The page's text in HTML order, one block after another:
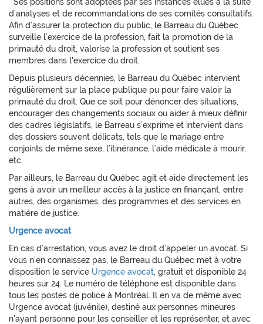
d’analyses et de recommandations de ses comités consultatifs.
Afin d’assurer la protection du public, le Barreau du Québec
surveille l’exercice de la profession, fait la promotion de la
primauté du droit, valorise la profession et soutient ses
membres dans l'exercice du droit.
Depuis plusieurs décennies, le Barreau du Québec intervient
régulièrement sur la place publique pu pour faire valoir la
primauté du droit. Que ce soit pour dénoncer des situations,
encourager des changements sociaux ou aider à mieux définir
des cadres législatifs, le Barreau s’exprime et intervient dans
des dossiers souvent délicats, tels que le mariage entre
conjoints de même sexe, l’itinérance, l’aide médicale à mourir,
etc.
Par ailleurs, le Barreau du Québec agit et aide directement les
gens à avoir un meilleur accès à la justice en finançant, entre
autres, des organismes, des programmes et des services en
matière de justice.
Urgence avocat
En cas d’arrestation, vous avez le droit d’appeler un avocat. Si
vous n’en connaissez pas, le Barreau du Québec met à votre
disposition le service Urgence avocat, gratuit et disponible 24
heures sur 24. Le numéro de téléphone est disponible dans
tous les postes de police à Montréal. Il en va de même avec
Urgence avocat (juvénile), destiné aux personnes mineures
n'ayant personne pour les conseiller et les représenter, et avec